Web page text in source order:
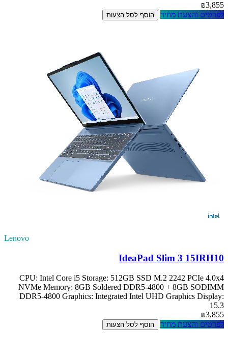
₪3,855
לפרטים והצעת מחיר
הוסף לסל הצעות
Lenovo
IdeaPad Slim 3 15IRH10
CPU: Intel Core i5 Storage: 512GB SSD M.2 2242 PCIe 4.0x4
NVMe Memory: 8GB Soldered DDR5-4800 + 8GB SODIMM
DDR5-4800 Graphics: Integrated Intel UHD Graphics Display:
15.3
₪3,855
לפרטים והצעת מחיר
הוסף לסל הצעות